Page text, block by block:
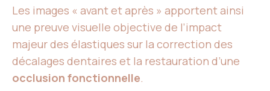
Les images « avant et après » apportent ainsi
une preuve visuelle objective de l’impact
majeur des élastiques sur la correction des
décalages dentaires et la restauration d’une
occlusion fonctionnelle.